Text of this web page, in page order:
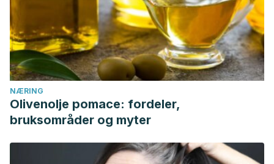
NÆRING
Olivenolje pomace: fordeler,
bruksområder og myter